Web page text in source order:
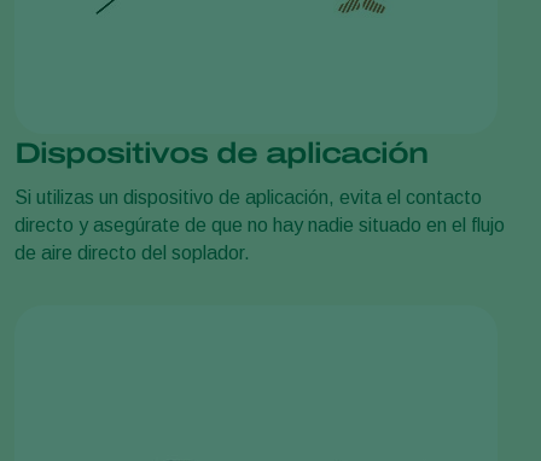
Dispositivos de aplicación
Si utilizas un dispositivo de aplicación, evita el contacto
directo y asegúrate de que no hay nadie situado en el flujo
de aire directo del soplador.